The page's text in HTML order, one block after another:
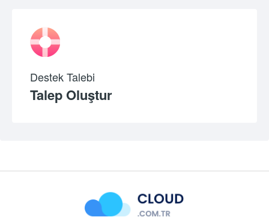
Destek Talebi
Talep Oluştur